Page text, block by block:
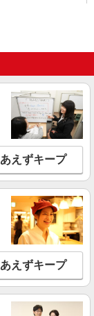
各駅 ◆お近くの
を見る
員
費相当額全額
を見る
費相当額全額
を見る
えずキープ
えずキープ